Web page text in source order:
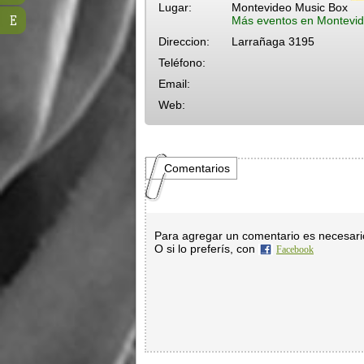
Lugar:
Montevideo Music Box
Más eventos en
Direccion:
Larrañaga 3195
Teléfono:
Email:
Web:
Comentarios
Para agregar un comentario es
O si lo preferís, con
Facebook
E